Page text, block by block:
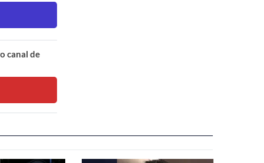
canal de